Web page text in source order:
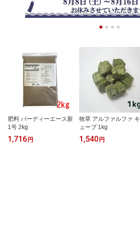
肥料 バーディーエース新
1号 2kg
1,716 円
牧草 アルファルファ キ
ューブ 1kg
1,540 円